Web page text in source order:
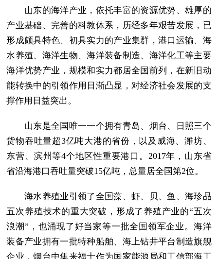
山东的海洋产业，依托丰富的资源优势、雄厚的
产业基础、完善的科教体系，历经多年艰苦发展，已
形成颇具特色、初具实力的产业集群，港口运输、海
水养殖、海洋生物、海洋装备制造、海洋化工等主要
海洋优势产业，规模和实力都居全国前列，在新旧动
能转换中的引领作用日渐凸显，对经济社会发展的支
撑作用日益突出。
山东是全国唯一一个拥有青岛、烟台、日照三个
货物吞吐量超3亿吨大港的省份，以及威海、潍坊、
东营、滨州等4个地区性重要港口。2017年，山东省
省沿海港口吞吐量突破15亿吨，总量居全国第2位。
海水养殖业引领了全国藻、虾、贝、鱼、海珍品
五次养殖技术的重大突破，形成了养殖产业的“五次
浪潮”，也涌现了好当家等一批全国领军企业。海洋
装备产业拥有一批特种船舶、海上钻井平台制造旗舰
企业，烟台中集来福士作为国家能源局和工信部海工